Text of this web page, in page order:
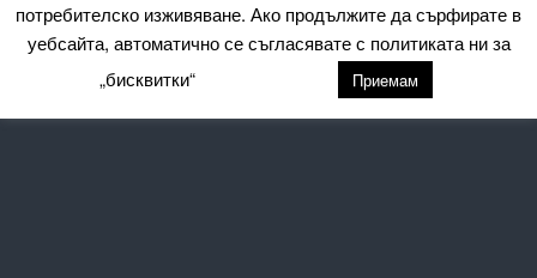
потребителско изживяване. Ако продължите да сърфирате в
уебсайта, автоматично се съгласявате с политиката ни за
„бисквитки“
Приемам